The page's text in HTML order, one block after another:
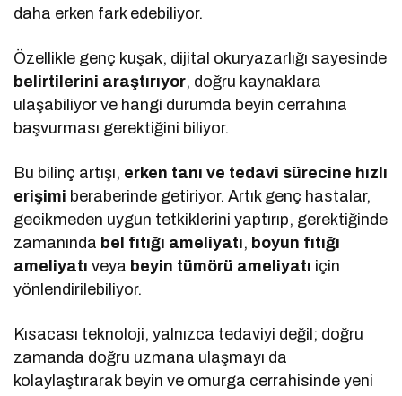
daha erken fark edebiliyor.
Özellikle genç kuşak, dijital okuryazarlığı sayesinde
belirtilerini araştırıyor, doğru kaynaklara
ulaşabiliyor ve hangi durumda beyin cerrahına
başvurması gerektiğini biliyor.
Bu bilinç artışı, erken tanı ve tedavi sürecine hızlı
erişimi beraberinde getiriyor. Artık genç hastalar,
gecikmeden uygun tetkiklerini yaptırıp, gerektiğinde
zamanında bel fıtığı ameliyatı, boyun fıtığı
ameliyatı veya beyin tümörü ameliyatı için
yönlendirilebiliyor.
Kısacası teknoloji, yalnızca tedaviyi değil; doğru
zamanda doğru uzmana ulaşmayı da
kolaylaştırarak beyin ve omurga cerrahisinde yeni